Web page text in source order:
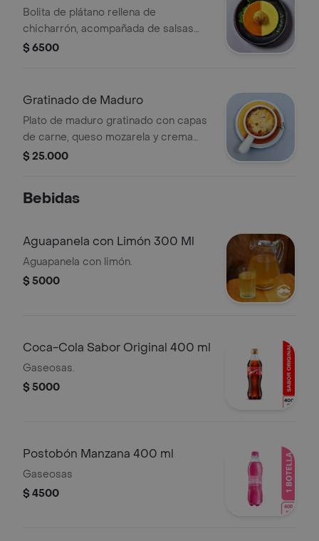
Bolita de plátano rellena de
chicharrón, acompañada de salsas
variadas.
$ 6500
Gratinado de Maduro
Plato de maduro gratinado con capas
de carne, queso mozarela y crema
agria.
$ 25.000
Bebidas
Aguapanela con Limón 300 Ml
Aguapanela con limón.
$ 5000
Coca-Cola Sabor Original 400 ml
Gaseosas.
$ 5000
Postobón Manzana 400 ml
Gaseosas
$ 4500